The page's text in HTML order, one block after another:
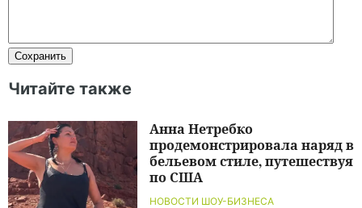
Читайте также
НОВОСТИ ШОУ-БИЗНЕСА
Анна Нетребко
продемонстрировала наряд в
бельевом стиле, путешествуя
по США